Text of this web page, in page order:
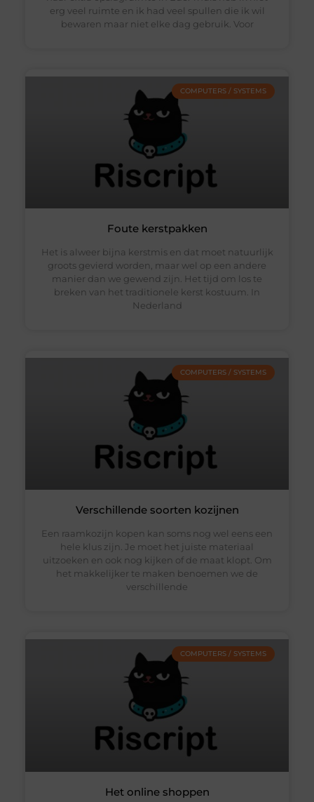
erg veel ruimte en ik had veel spullen die ik wil
bewaren maar niet elke dag gebruik. Voor
COMPUTERS / SYSTEMS
Foute kerstpakken
Het is alweer bijna kerstmis en dat moet natuurlijk
groots gevierd worden, maar wel op een andere
manier dan we gewend zijn. Het tijd om los te
breken van het traditionele kerst kostuum. In
Nederland
COMPUTERS / SYSTEMS
Verschillende soorten kozijnen
Een raamkozijn kopen kan soms nog wel eens een
hele klus zijn. Je moet het juiste materiaal
uitzoeken en ook nog kijken of de maat klopt. Om
het makkelijker te maken benoemen we de
verschillende
COMPUTERS / SYSTEMS
Het online shoppen